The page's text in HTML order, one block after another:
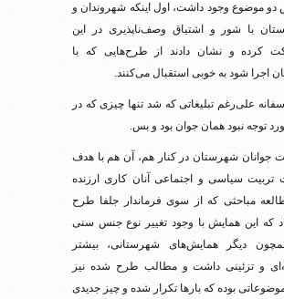
دو موضوع وجود داشت، اول اینکه شهروندان و
با شور و اشتیاق وصف‌ناپذیری در این
کرده و نشان دادند از طرح‌هایی که با
اجرا شود به خوبی استقبال می‌کنند.
علی‌رغم تبلیغاتی که شد تنها چیزی که در
توجه نبود همان جوان بود و بس.
جوانان شهرستان در کنار هم، آن هم با هدف
سیاسی و اجتماعی آنان کاری ارزنده
مباحثی که از سوی فرماندار جلفا طرح
که این همایش با وجود تغییر نوع جنس سنی
دیگر همایش‌های شهرستانی، بیشتر
و تزئینی داشت و مطالب طرح شده نیز
بوده که بارها تکرار شده و چیز جدیدی